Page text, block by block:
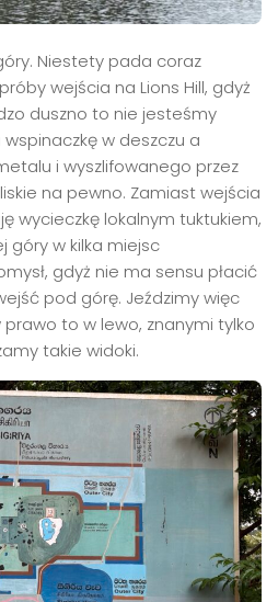
Niestety pada coraz
wejścia na Lions Hill, gdyż
duszno to nie jesteśmy
w deszczu a
i wyszlifowanego przez
na pewno. Zamiast wejścia
wycieczkę lokalnym tuktukiem,
góry w kilka miejsc
gdyż nie ma sensu płacić
pod górę. Jeździmy więc
to w lewo, znanymi tylko
takie widoki.